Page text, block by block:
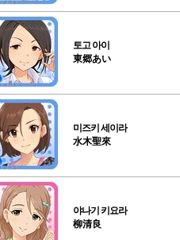
토고아이
東郷あい
미즈키 세이라
水木聖來
야나기 키요라
柳清良